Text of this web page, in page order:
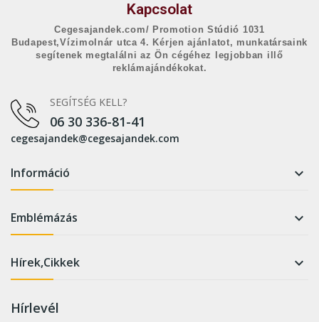
Kapcsolat
Cegesajandek.com/ Promotion Stúdió 1031
Budapest,Vízimolnár utca 4. Kérjen ajánlatot, munkatársaink
segítenek megtalálni az Ön cégéhez legjobban illő
reklámajándékokat.
SEGÍTSÉG KELL?
06 30 336-81-41
cegesajandek@cegesajandek.com
Információ 
Emblémázás 
Hírek,Cikkek 
Hírlevél